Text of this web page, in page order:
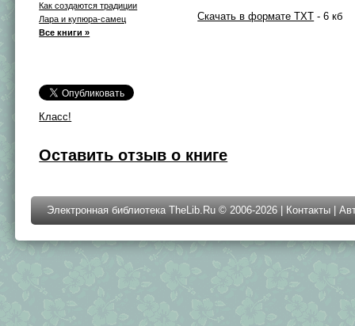
Как создаются традиции
Лара и купюра-самец
Все книги »
Класс!
Скачать в формате TXT - 6 кб
Оставить отзыв о книге
Электронная библиотека TheLib.Ru © 2006-2026 | Контакты |